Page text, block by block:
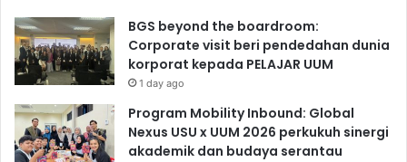
BGS beyond the boardroom:
Corporate visit beri pendedahan dunia
korporat kepada PELAJAR UUM
1 day ago
Program Mobility Inbound: Global
Nexus USU x UUM 2026 perkukuh sinergi
akademik dan budaya serantau